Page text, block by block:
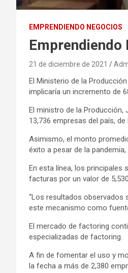
EMPRENDIENDO NEGOCIOS
21 de diciembre de 2021
El Ministerio de la
implicaría un incremento de
El ministro de la Producción,
13,736 empresas del país,
Asimismo, el monto
éxito a pesar de la
En esta línea, los principales
facturas por un valor de
“Los resultados observados
este mecanismo como
El mercado de factoring
especializadas de factoring.
A fin de fomentar el uso y
la fecha a más de 2,380